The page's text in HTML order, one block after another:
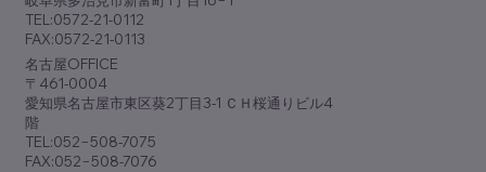
TEL:0572-21-0112
FAX:0572-21-0113
​名古屋OFFICE
〒461-0004
愛知県名古屋市東区葵2丁目3-1 ＣＨ桜通りビル4
階
TEL:052−508-7075
FAX:052−508-7076